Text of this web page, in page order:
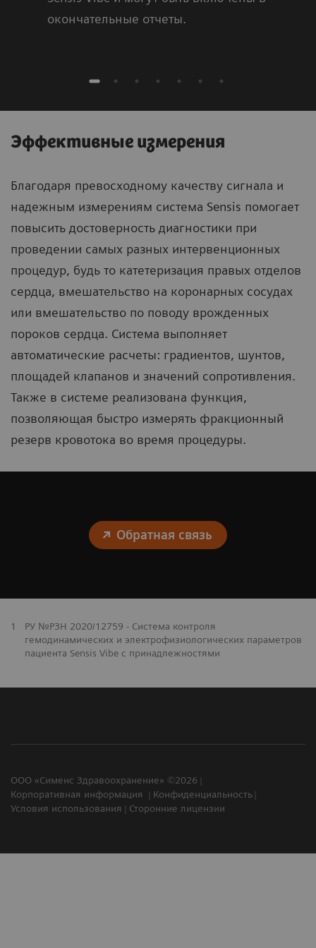
окончательные отчеты.
Эффективные измерения
Благодаря превосходному качеству сигнала и
надежным измерениям система Sensis помогает
повысить достоверность диагностики при
проведении самых разных интервенционных
процедур, будь то катетеризация правых отделов
сердца, вмешательство на коронарных сосудах
или вмешательство по поводу врожденных
пороков сердца. Система выполняет
автоматические расчеты: градиентов, шунтов,
площадей клапанов и значений сопротивления.
Также в системе реализована функция,
позволяющая быстро измерять фракционный
резерв кровотока во время процедуры.
Обратная связь
1
РУ №РЗН 2020/12759 - Система контроля
гемодинамических и электрофизиологических параметров
пациента Sensis Vibe с принадлежностями
ООО «Сименс Здравоохранение» ©2026
Корпоративная информация
Конфиденциальность
Условия использования
Сторонние лицензии